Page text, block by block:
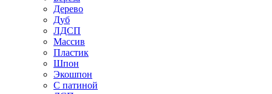
Дерево
Дуб
ЛДСП
Массив
Пластик
Шпон
Экошпон
С патиной